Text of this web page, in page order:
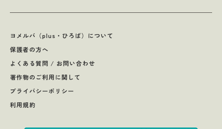
ヨメルバ（plus・ひろば）について
保護者の方へ
よくある質問 / お問い合わせ
著作物のご利用に関して
プライバシーポリシー
利用規約